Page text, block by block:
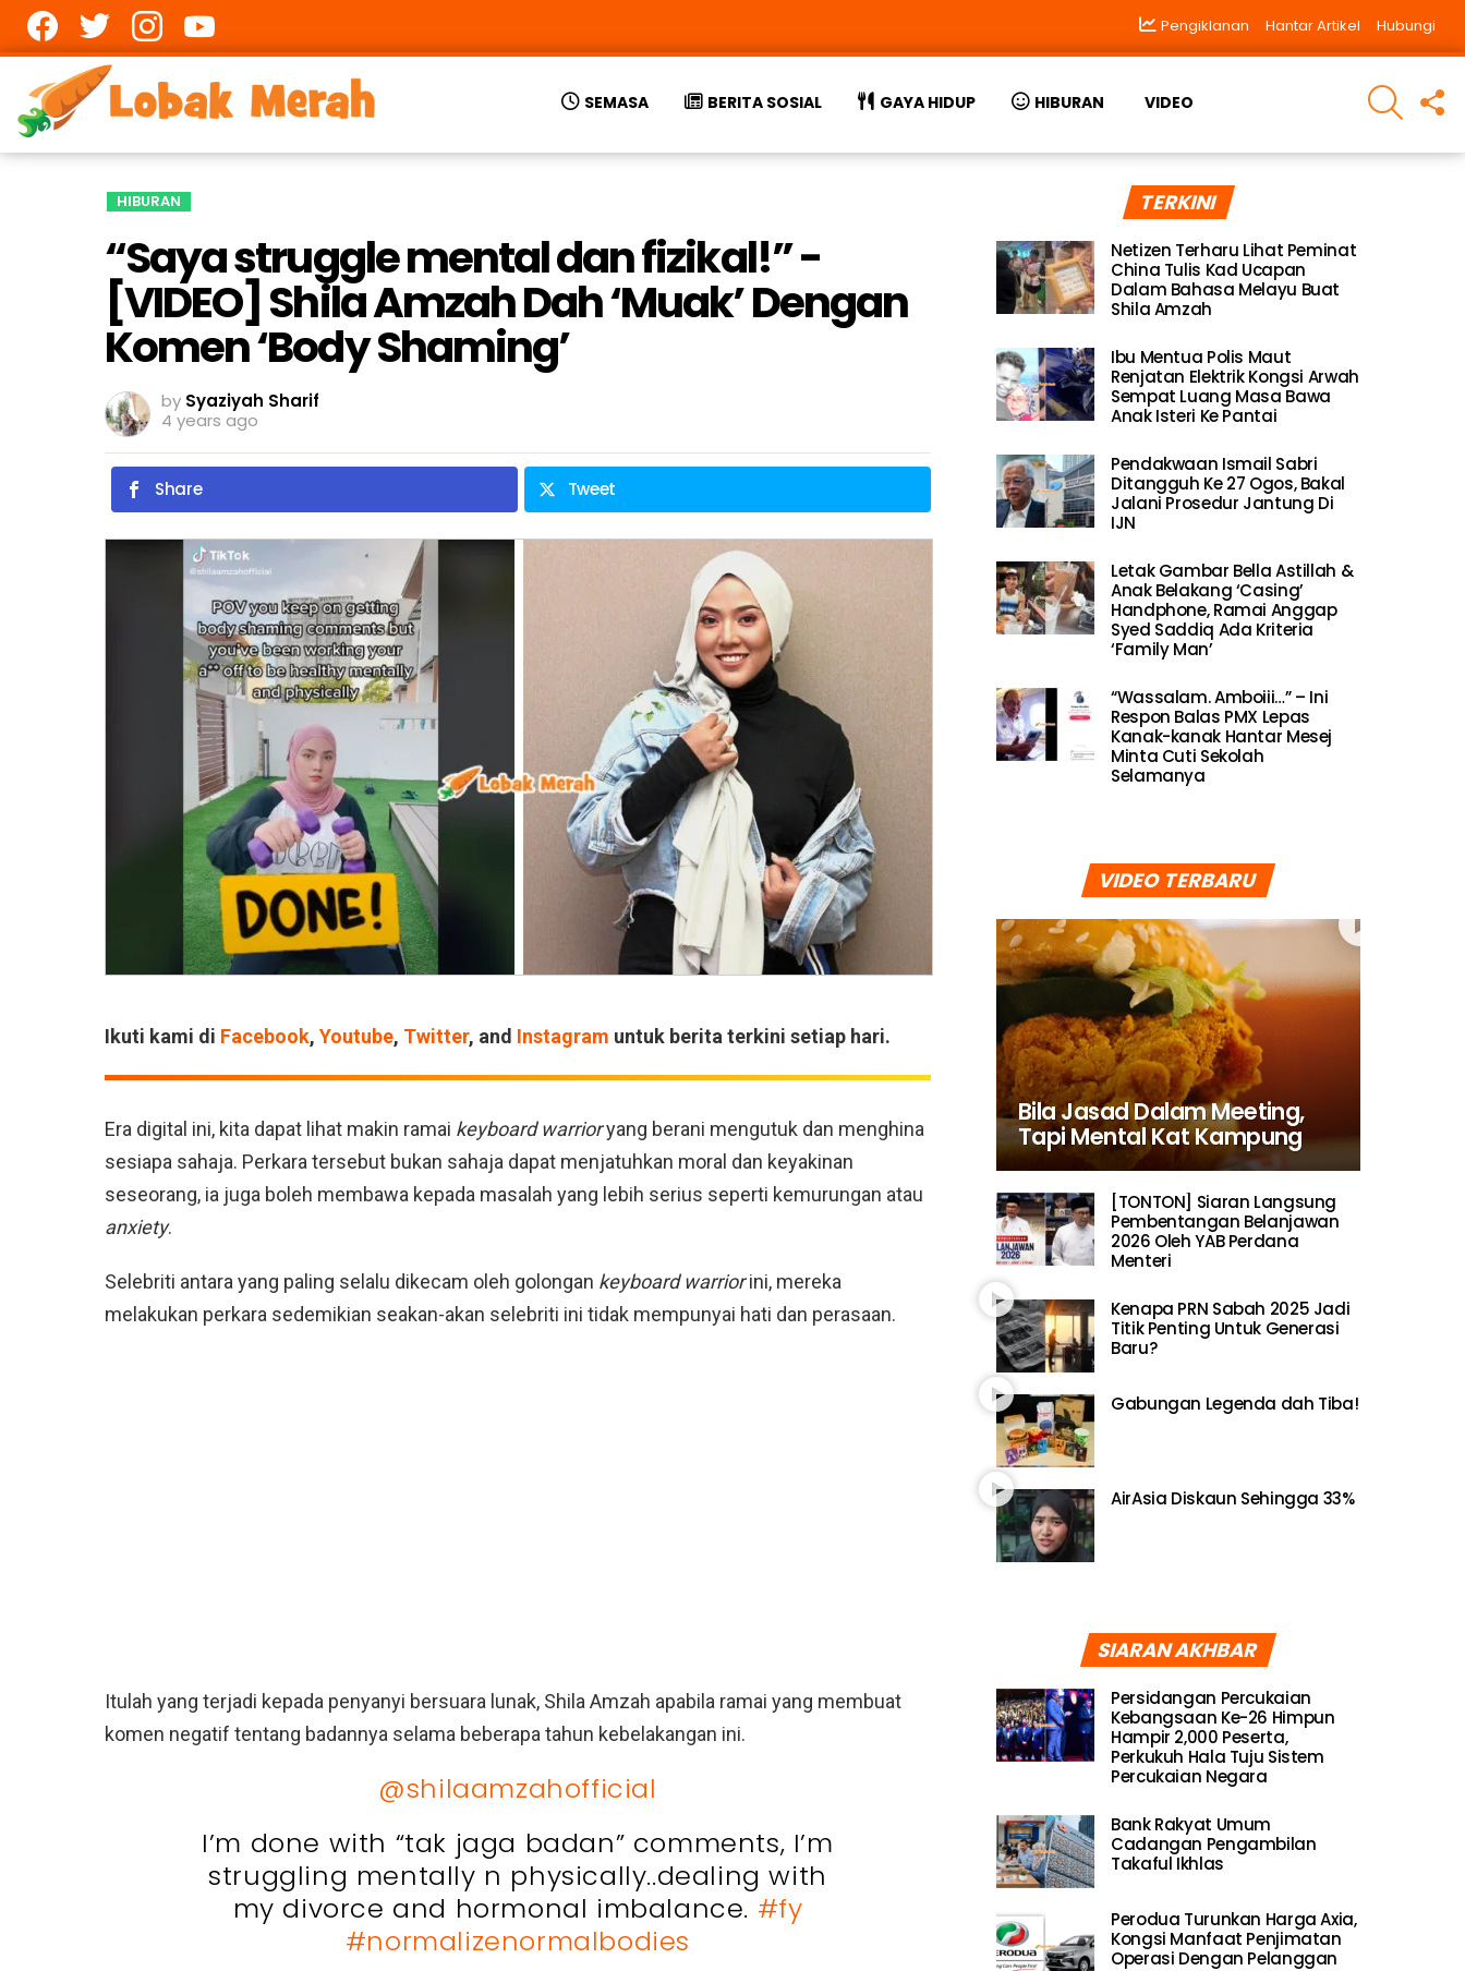
Pengiklanan Hantar Artikel Hubungi
SEMASA BERITA SOSIAL GAYA HIDUP HIBURAN VIDEO
SEARCH
HIBURAN
“Saya struggle mental dan fizikal!” -
[VIDEO] Shila Amzah Dah ‘Muak’ Dengan
Komen ‘Body Shaming’
by Syaziyah Sharif
4 years ago
Share Tweet
Ikuti kami di Facebook, Youtube, Twitter, and Instagram untuk berita terkini setiap hari.
Era digital ini, kita dapat lihat makin ramai keyboard warrioryang berani mengutuk dan menghina
sesiapa sahaja. Perkara tersebut bukan sahaja dapat menjatuhkan moral dan keyakinan
seseorang, ia juga boleh membawa kepada masalah yang lebih serius seperti kemurungan atau
anxiety.
Selebriti antara yang paling selalu dikecam oleh golongan keyboard warriorini, mereka
melakukan perkara sedemikian seakan-akan selebriti ini tidak mempunyai hati dan perasaan.
Itulah yang terjadi kepada penyanyi bersuara lunak, Shila Amzah apabila ramai yang membuat
komen negatif tentang badannya selama beberapa tahun kebelakangan ini.
@shilaamzahofficial
I’m done with “tak jaga badan” comments, I’m
struggling mentally n physically..dealing with
my divorce and hormonal imbalance. #fy
#normalizenormalbodies
TERKINI
Netizen Terharu Lihat Peminat
China Tulis Kad Ucapan
Dalam Bahasa Melayu Buat
Shila Amzah
Ibu Mentua Polis Maut
Renjatan Elektrik Kongsi Arwah
Sempat Luang Masa Bawa
Anak Isteri Ke Pantai
Pendakwaan Ismail Sabri
Ditangguh Ke 27 Ogos, Bakal
Jalani Prosedur Jantung Di
IJN
Letak Gambar Bella Astillah &
Anak Belakang ‘Casing’
Handphone, Ramai Anggap
Syed Saddiq Ada Kriteria
‘Family Man’
“Wassalam. Amboiii…” – Ini
Respon Balas PMX Lepas
Kanak-kanak Hantar Mesej
Minta Cuti Sekolah
Selamanya
VIDEO TERBARU
Bila Jasad Dalam Meeting,
Tapi Mental Kat Kampung
[TONTON] Siaran Langsung
Pembentangan Belanjawan
2026 Oleh YAB Perdana
Menteri
Kenapa PRN Sabah 2025 Jadi
Titik Penting Untuk Generasi
Baru?
Gabungan Legenda dah Tiba!
AirAsia Diskaun Sehingga 33%
SIARAN AKHBAR
Persidangan Percukaian
Kebangsaan Ke-26 Himpun
Hampir 2,000 Peserta,
Perkukuh Hala Tuju Sistem
Percukaian Negara
Bank Rakyat Umum
Cadangan Pengambilan
Takaful Ikhlas
Perodua Turunkan Harga Axia,
Kongsi Manfaat Penjimatan
Operasi Dengan Pelanggan